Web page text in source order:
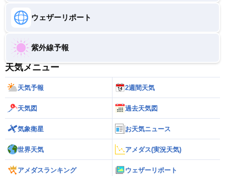
ウェザーリポート
紫外線予報
天気メニュー
天気予報 2週間天気
天気図 過去天気図
気象衛星 お天気ニュース
世界天気 アメダス(実況天気)
アメダスランキング ウェザーリポート